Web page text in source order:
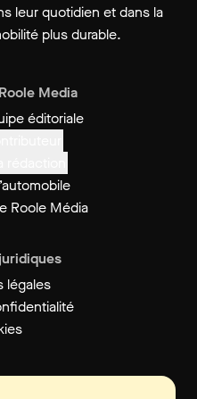
leur quotidien et dans la
plus durable.
Media
éditoriale
Roole Média
légales